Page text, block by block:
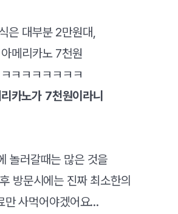
은 대부분 2만원대,
아메리카노 7천원
ㅋㅋㅋㅋㅋㅋㅋㅋ
카노가 7천원이라니
놀러갈때는 많은 것을
방문시에는 진짜 최소한의
만 사먹어야겠어요...